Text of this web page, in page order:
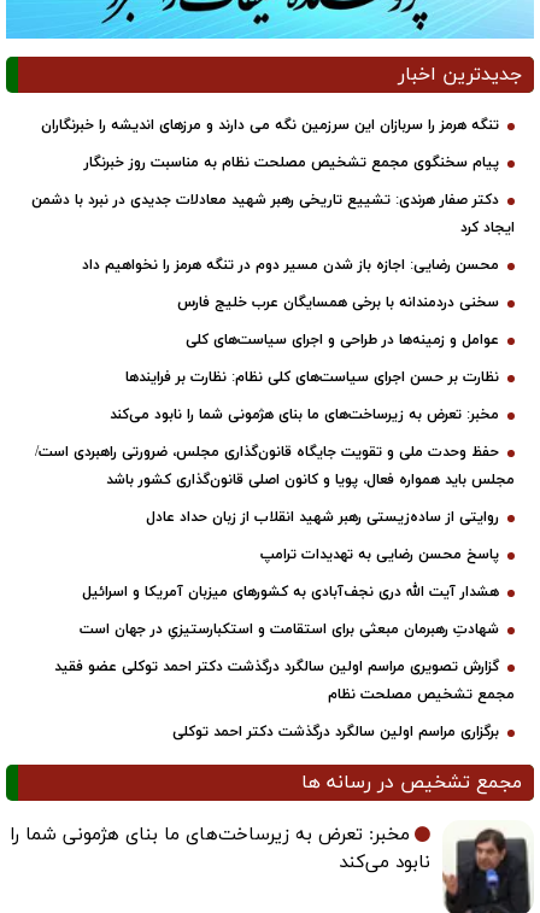
جدیدترین اخبار
تنگه هرمز را سربازان این سرزمین نگه می دارند و مرزهای اندیشه را خبرنگاران
پیام سخنگوی مجمع تشخیص مصلحت نظام به مناسبت روز خبرنگار
دکتر صفار هرندی: تشییع تاریخی رهبر شهید معادلات جدیدی در نبرد با دشمن
ایجاد کرد
محسن رضایی: اجازه باز شدن مسیر دوم در تنگه هرمز را نخواهیم داد
سخنی دردمندانه با برخی همسایگان عرب خلیج فارس
عوامل و زمینه‌ها در طراحی و اجرای سیاست‌های کلی
نظارت بر حسن اجرای سیاست‌های کلی نظام: نظارت بر فرایندها
مخبر: تعرض به زیرساخت‌های ما بنای هژمونی شما را نابود می‌کند
حفظ وحدت ملی و تقویت جایگاه قانون‌گذاری مجلس، ضرورتی راهبردی است/
مجلس باید همواره فعال، پویا و کانون اصلی قانون‌گذاری کشور باشد
روایتی از ساده‌زیستی رهبر شهید انقلاب از زبان حداد عادل
پاسخ محسن رضایی به تهدیدات ترامپ
هشدار آیت الله دری نجف‌آبادی به کشورهای میزبان آمریکا و اسرائیل
شهادتِ رهبرمان مبعثی برای استقامت و استکبارستیزیِ در جهان است
گزارش تصویری مراسم اولین سالگرد درگذشت دکتر احمد توکلی عضو فقید
مجمع تشخیص مصلحت نظام
برگزاری مراسم اولین سالگرد درگذشت دکتر احمد توکلی
مجمع تشخیص در رسانه ها
مخبر: تعرض به زیرساخت‌های ما بنای هژمونی شما را
نابود می‌کند